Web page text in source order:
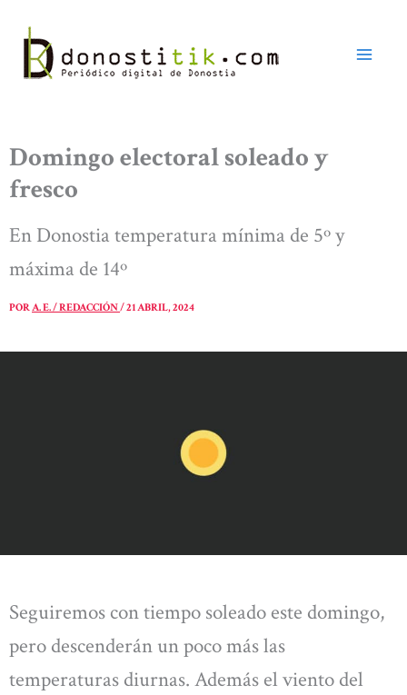
contenido
Domingo electoral soleado y
fresco
En Donostia temperatura mínima de 5º y
máxima de 14º
PORA. E. / REDACCIÓN/21 ABRIL, 2024
Seguiremos con tiempo soleado este domingo,
pero descenderán un poco más las
temperaturas diurnas. Además el viento del